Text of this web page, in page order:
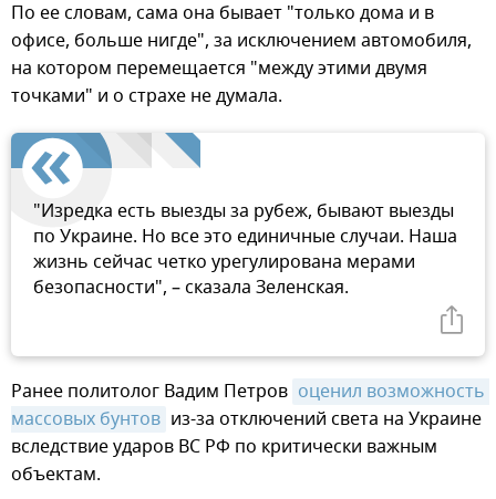
По ее словам, сама она бывает "только дома и в
офисе, больше нигде", за исключением автомобиля,
на котором перемещается "между этими двумя
точками" и о страхе не думала.
"Изредка есть выезды за рубеж, бывают выезды
по Украине. Но все это единичные случаи. Наша
жизнь сейчас четко урегулирована мерами
безопасности", – сказала Зеленская.
Ранее политолог Вадим Петров оценил возможность
массовых бунтов из-за отключений света на Украине
вследствие ударов ВС РФ по критически важным
объектам.